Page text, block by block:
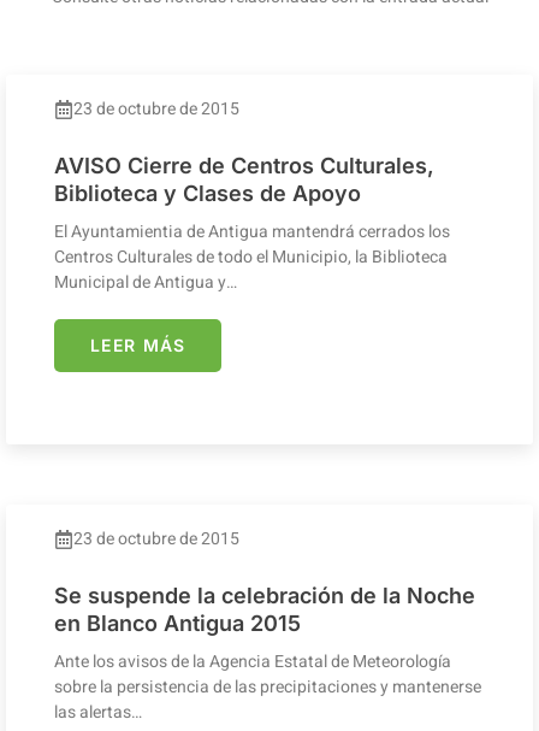
23 de octubre de 2015
AVISO Cierre de Centros Culturales,
Biblioteca y Clases de Apoyo
El Ayuntamientia de Antigua mantendrá cerrados los
Centros Culturales de todo el Municipio, la Biblioteca
Municipal de Antigua y…
LEER MÁS
23 de octubre de 2015
Se suspende la celebración de la Noche
en Blanco Antigua 2015
Ante los avisos de la Agencia Estatal de Meteorología
sobre la persistencia de las precipitaciones y mantenerse
las alertas…